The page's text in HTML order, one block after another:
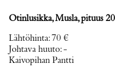
Otinlusikka, Musla, pituus
Lähtöhinta:70 €
Johtava huuto:-
Kaivopihan Pantti